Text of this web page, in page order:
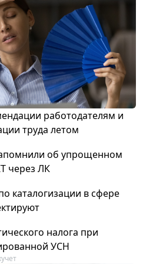
работодателям и
труда летом
об упрощенном
через ЛК
каталогизации в сфере
налога при
УСН